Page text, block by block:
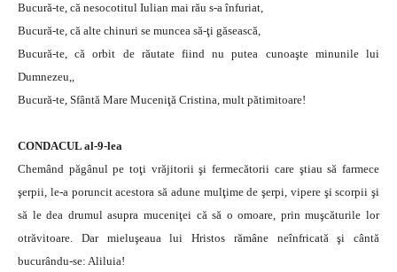
Bucură-te, că nesocotitul Iulian mai rău s-a înfuriat,
Bucură-te, că alte chinuri se muncea să-ţi găsească,
Bucură-te, că orbit de răutate fiind nu putea cunoaşte minunile lui
Dumnezeu,,
Bucură-te, Sfântă Mare Muceniţă Cristina, mult pătimitoare!
CONDACUL al-9-lea
Chemând păgânul pe toţi vrăjitorii şi fermecătorii care ştiau să farmece
şerpii, le-a poruncit acestora să adune mulţime de şerpi, vipere şi scorpii şi
să le dea drumul asupra muceniţei că să o omoare, prin muşcăturile lor
otrăvitoare. Dar mieluşeaua lui Hristos rămâne neînfricată şi cântă
bucurându-se: Aliluia!